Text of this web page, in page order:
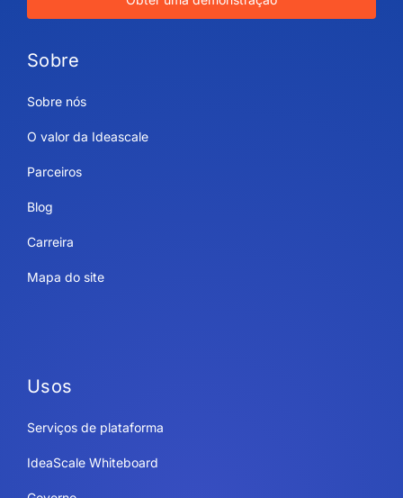
Sobre
Sobre nós
O valor da Ideascale
Parceiros
Blog
Carreira
Mapa do site
Usos
Serviços de plataforma
IdeaScale Whiteboard